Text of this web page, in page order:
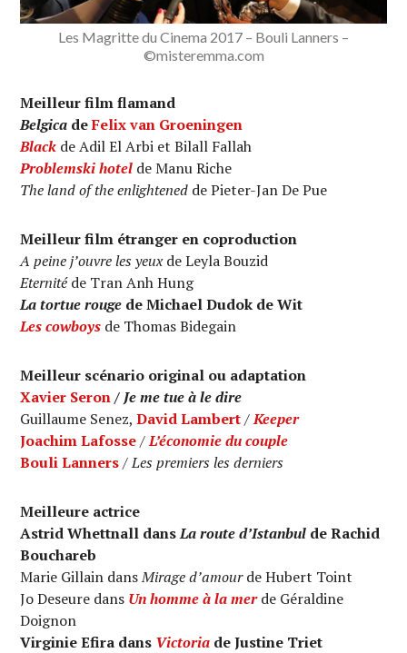
Les Magritte du Cinema 2017 – Bouli Lanners –
©misteremma.com
Meilleur film flamand
Belgica deFelix van Groeningen
Black de Adil El Arbi et Bilall Fallah
Problemski hotel de Manu Riche
The land of the enlightened de Pieter-Jan De Pue
Meilleur film étranger en coproduction
A peine j’ouvre les yeuxde Leyla Bouzid
Eternitéde Tran Anh Hung
La tortue rouge de Michael Dudok de Wit
Les cowboys de Thomas Bidegain
Meilleur scénario original ou adaptation
Xavier Seron/ Je me tue à le dire
Guillaume Senez,David Lambert/Keeper
Joachim Lafosse/L’économie du couple
Bouli Lanners/Les premiers les derniers
Meilleure actrice
Astrid Whettnall dansLa route d’Istanbul de Rachid
Bouchareb
Marie Gillain dansMirage d’amourde Hubert Toint
Jo Deseure dans Un homme à la merde Géraldine
Doignon
Virginie Efira dans Victoria de Justine Triet